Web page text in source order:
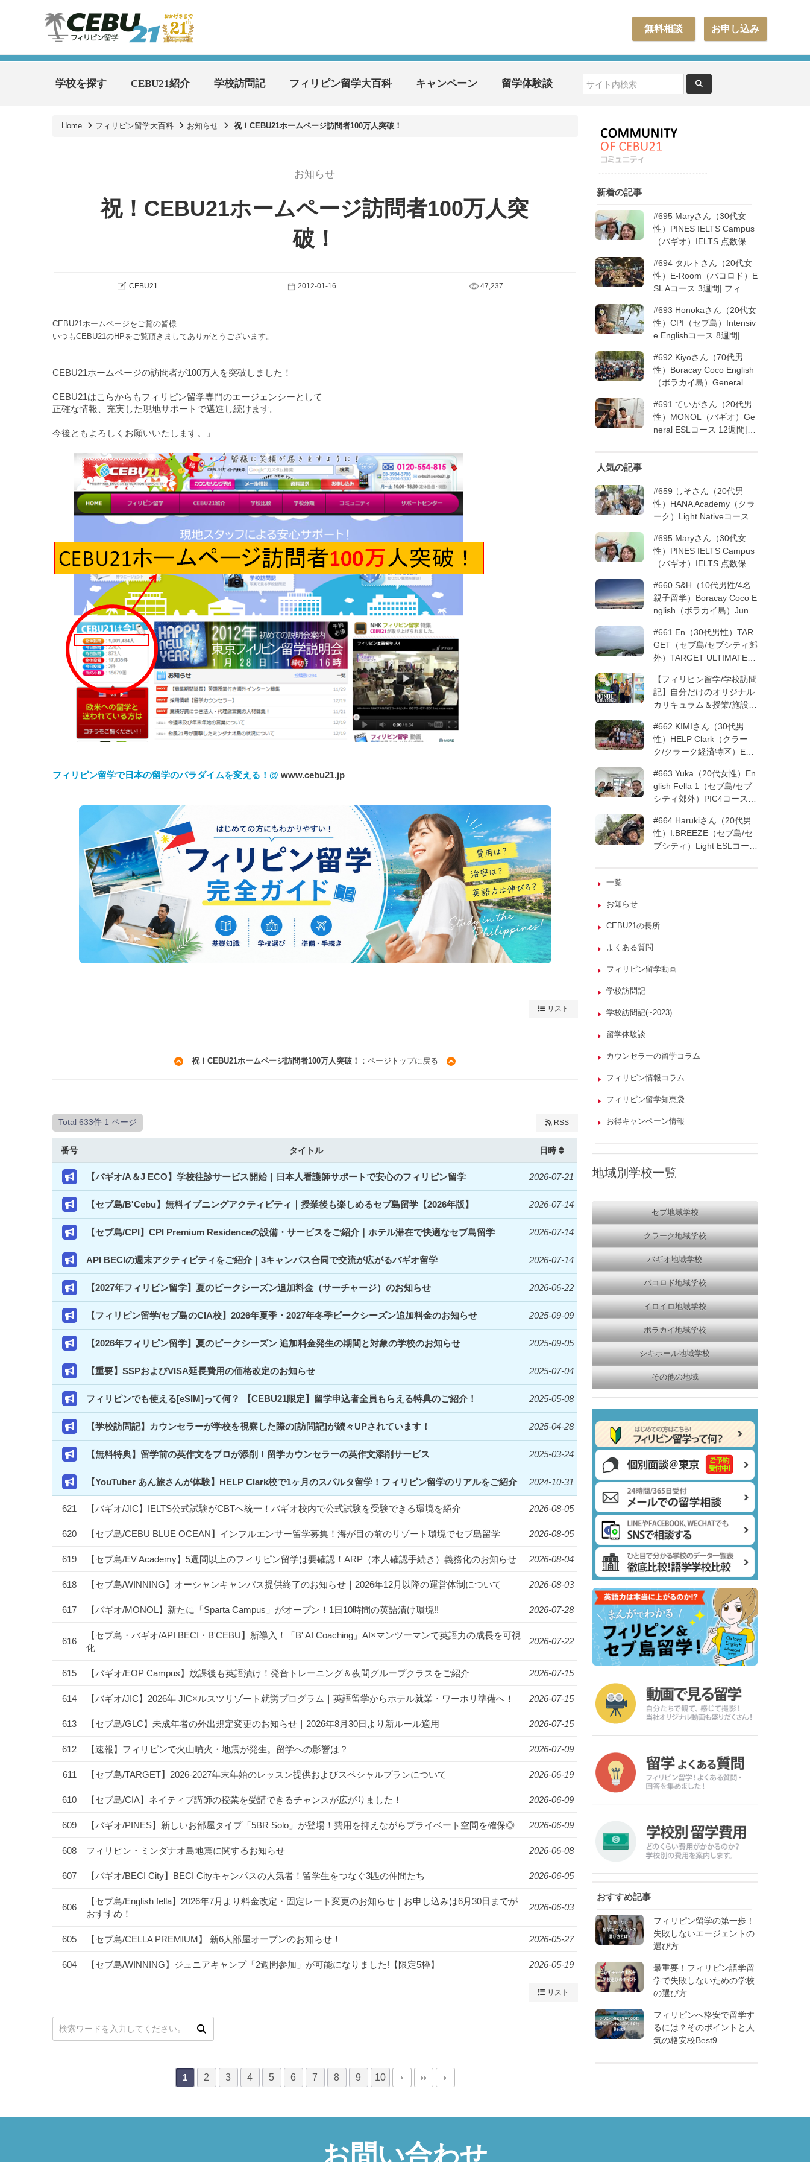
お申し込み
無料相談
学校を探す CEBU21紹介 学校訪問記 フィリピン留学大百科 キャンペーン 留学体験談
Home フィリピン留学大百科 お知らせ 祝！CEBU21ホームページ訪問者100万人突破！
お知らせ
祝！CEBU21ホームページ訪問者100万人突
破！
CEBU21 2012-01-16 47,237
CEBU21ホームページをご覧の皆様
いつもCEBU21のHPをご覧頂きましてありがとうございます。
CEBU21ホームページの訪問者が100万人を突破しました！
CEBU21はこらからもフィリピン留学専門のエージェンシーとして
正確な情報、充実した現地サポートで邁進し続けます。
今後ともよろしくお願いいたします。」
フィリピン留学で日本の留学のパラダイムを変える！@ www.cebu21.jp
リスト
祝！CEBU21ホームページ訪問者100万人突破！ ：ページトップに戻る
Total 633件 1 ページ RSS
番号 タイトル 日時
【バギオ/A＆J ECO】学校往診サービス開始｜日本人看護師サポートで安心のフィリピン留学 2026-07-21
【セブ島/B'Cebu】無料イブニングアクティビティ｜授業後も楽しめるセブ島留学【2026年版】 2026-07-14
【セブ島/CPI】CPI Premium Residenceの設備・サービスをご紹介｜ホテル滞在で快適なセブ島留学 2026-07-14
API BECIの週末アクティビティをご紹介｜3キャンパス合同で交流が広がるバギオ留学 2026-07-14
【2027年フィリピン留学】夏のピークシーズン追加料金（サーチャージ）のお知らせ 2026-06-22
【フィリピン留学/セブ島のCIA校】2026年夏季・2027年冬季ピークシーズン追加料金のお知らせ 2025-09-09
【2026年フィリピン留学】夏のピークシーズン 追加料金発生の期間と対象の学校のお知らせ 2025-09-05
【重要】SSPおよびVISA延長費用の価格改定のお知らせ 2025-07-04
フィリピンでも使える[eSIM]って何？ 【CEBU21限定】留学申込者全員もらえる特典のご紹介！ 2025-05-08
【学校訪問記】カウンセラーが学校を視察した際の[訪問記]が続々UPされています！ 2025-04-28
【無料特典】留学前の英作文をプロが添削！留学カウンセラーの英作文添削サービス 2025-03-24
【YouTuber あん旅さんが体験】HELP Clark校で1ヶ月のスパルタ留学！フィリピン留学のリアルをご紹介 2024-10-31
621 【バギオ/JIC】IELTS公式試験がCBTへ統一！バギオ校内で公式試験を受験できる環境を紹介 2026-08-05
620 【セブ島/CEBU BLUE OCEAN】インフルエンサー留学募集！海が目の前のリゾート環境でセブ島留学 2026-08-05
619 【セブ島/EV Academy】5週間以上のフィリピン留学は要確認！ARP（本人確認手続き）義務化のお知らせ 2026-08-04
618 【セブ島/WINNING】オーシャンキャンパス提供終了のお知らせ｜2026年12月以降の運営体制について 2026-08-03
617 【バギオ/MONOL】新たに「Sparta Campus」がオープン！1日10時間の英語漬け環境!! 2026-07-28
616
【セブ島・バギオ/API BECI・B'CEBU】新導入！「B' AI Coaching」AI×マンツーマンで英語力の成長を可視
化
2026-07-22
615 【バギオ/EOP Campus】放課後も英語漬け！発音トレーニング＆夜間グループクラスをご紹介 2026-07-15
614 【バギオ/JIC】2026年 JIC×ルスツリゾート就労プログラム｜英語留学からホテル就業・ワーホリ準備へ！ 2026-07-15
613 【セブ島/GLC】未成年者の外出規定変更のお知らせ｜2026年8月30日より新ルール適用 2026-07-15
612 【速報】フィリピンで火山噴火・地震が発生。留学への影響は？ 2026-07-09
611 【セブ島/TARGET】2026-2027年末年始のレッスン提供およびスペシャルプランについて 2026-06-19
610 【セブ島/CIA】ネイティブ講師の授業を受講できるチャンスが広がりました！ 2026-06-09
609 【バギオ/PINES】新しいお部屋タイプ「5BR Solo」が登場！費用を抑えながらプライベート空間を確保◎ 2026-06-09
608 フィリピン・ミンダナオ島地震に関するお知らせ 2026-06-08
607 【バギオ/BECI City】BECI Cityキャンパスの人気者！留学生をつなぐ3匹の仲間たち 2026-06-05
606
【セブ島/English fella】2026年7月より料金改定・固定レート変更のお知らせ｜お申し込みは6月30日までが
おすすめ！
2026-06-03
605 【セブ島/CELLA PREMIUM】 新6人部屋オープンのお知らせ！ 2026-05-27
604 【セブ島/WINNING】ジュニアキャンプ「2週間参加」が可能になりました!【限定5枠】 2026-05-19
リスト
1 2 3 4 5 6 7 8 9 10
新着の記事
#695 Maryさん（30代女
性）PINES IELTS Campus
（バギオ）IELTS 点数保証
#694 タルトさん（20代女
性）E-Room（バコロド）E
SL Aコース 3週間| フィリ
#693 Honokaさん（20代女
性）CPI（セブ島）Intensiv
e Englishコース 8週間| フ
#692 Kiyoさん（70代男
性）Boracay Coco English
（ボラカイ島）General En
ピン留学5回目リピータ
ー）| フィリピン留学
#691 ていがさん（20代男
性）MONOL（バギオ）Ge
neral ESLコース 12週間|
人気の記事
#659 しそさん（20代男
性）HANA Academy（クラ
ーク）Light Nativeコース 4
#695 Maryさん（30代女
性）PINES IELTS Campus
（バギオ）IELTS 点数保証
#660 S&H（10代男性/4名
親子留学）Boracay Coco E
nglish（ボラカイ島）Junio
ン留学
#661 En（30代男性）TAR
GET（セブ島/セブシティ郊
外）TARGET ULTIMATE 8
留学
【フィリピン留学/学校訪問
記】自分だけのオリジナル
カリキュラム＆授業/施設の
─MONOLを徹底取材！
#662 KIMIさん（30代男
性）HELP Clark（クラー
ク/クラーク経済特区）ESL
オの他校に転校 | フィリピ
ン留学
#663 Yuka（20代女性）En
glish Fella 1（セブ島/セブ
シティ郊外）PIC4コース 8
#664 Harukiさん（20代男
性）I.BREEZE（セブ島/セ
ブシティ）Light ESLコース
一覧
お知らせ
CEBU21の長所
よくある質問
フィリピン留学動画
学校訪問記
学校訪問記(~2023)
留学体験談
カウンセラーの留学コラム
フィリピン情報コラム
フィリピン留学知恵袋
お得キャンペーン情報
地域別学校一覧
セブ地域学校
クラーク地域学校
バギオ地域学校
バコロド地域学校
イロイロ地域学校
ボラカイ地域学校
シキホール地域学校
その他の地域
おすすめ記事
フィリピン留学の第一歩！
失敗しないエージェントの
選び方
最重要！フィリピン語学留
学で失敗しないための学校
の選び方
フィリピンへ格安で留学す
るには？そのポイントと人
気の格安校Best9
お問い合わせ